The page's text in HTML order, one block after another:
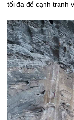
tối đa để cạnh tranh